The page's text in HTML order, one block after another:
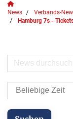
News
Verbands-
Hamburg 7s -